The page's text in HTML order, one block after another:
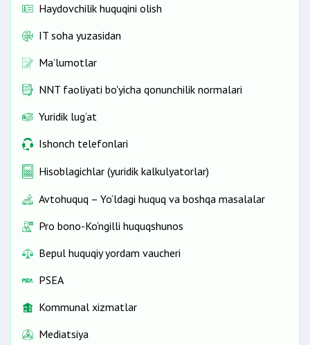
Haydovchilik huquqini olish
IT soha yuzasidan
Ma’lumotlar
NNT faoliyati bo'yicha qonunchilik normalari
Yuridik lug‘at
Ishonch telefonlari
Hisoblagichlar (yuridik kalkulyatorlar)
Avtohuquq – Yo‘ldagi huquq va boshqa masalalar
Pro bono-Ko‘ngilli huquqshunos
Bepul huquqiy yordam vaucheri
PSEA
Kommunal xizmatlar
Mediatsiya